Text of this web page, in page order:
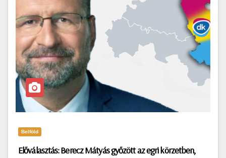
Belföld
Előválasztás: Berecz Mátyás győzött az egri körzetben,